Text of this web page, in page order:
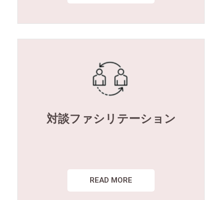
対談ファシリテーション
READ MORE